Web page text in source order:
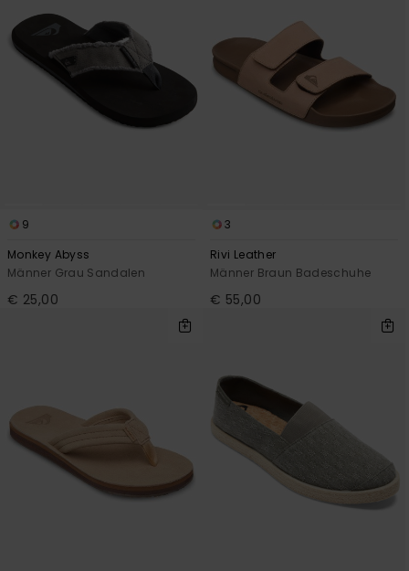
9
Monkey Abyss
Männer Grau Sandalen
€ 25,00
3
Rivi Leather
Männer Braun Badeschuhe
€ 55,00